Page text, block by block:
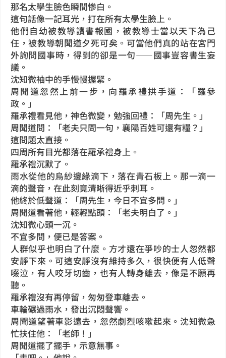
那名太學生臉色瞬間慘白。
這句話像一記耳光，打在所有太學生臉上。
他們自幼被教導讀書報國，被教導士當以天下為己
任，被教導朝聞道夕死可矣。可當他們真的站在宮門
外詢問國事時，得到的卻是一句——國事豈容書生妄
議。
沈知微袖中的手慢慢握緊。
周聞道忽然上前一步，向羅承禮拱手道：「羅參
政。」
羅承禮看見他，神色微變，勉強回禮：「周先生。」
周聞道問：「老夫只問一句，襄陽百姓可還有糧？」
這問題太直接。
四周所有目光都落在羅承禮身上。
羅承禮沉默了。
雨水從他的烏紗邊緣滴下，落在青石板上。那一滴一
滴的聲音，在此刻竟清晰得近乎刺耳。
他終於低聲道：「周先生，今日不宜多問。」
周聞道看著他，輕輕點頭：「老夫明白了。」
沈知微心頭一沉。
不宜多問，便已是答案。
人群似乎也明白了什麼。方才還在爭吵的士人忽然都
安靜下來。可這安靜沒有維持多久，很快便有人低聲
啜泣，有人咬牙切齒，也有人轉身離去，像是不願再
聽。
羅承禮沒有再停留，匆匆登車離去。
車輪碾過雨水，發出沉悶聲響。
周聞道望著車影遠去，忽然劇烈咳嗽起來。沈知微急
忙扶住他：「老師！」
周聞道擺了擺手，示意無事。